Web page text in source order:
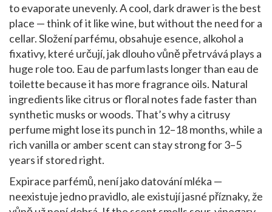
to evaporate unevenly. A cool, dark drawer is the best
place — think of it like wine, but without the need for a
cellar.Složení parfému, obsahuje esence, alkohol a
fixativy, které určují, jak dlouho vůně přetrvává plays a
huge role too. Eau de parfum lasts longer than eau de
toilette because it has more fragrance oils. Natural
ingredients like citrus or floral notes fade faster than
synthetic musks or woods. That’s why a citrusy
perfume might lose its punch in 12–18 months, while a
rich vanilla or amber scent can stay strong for 3–5
years if stored right.
Expirace parfémů, není jako datování mléka —
neexistuje jedno pravidlo, ale existují jasné příznaky, že